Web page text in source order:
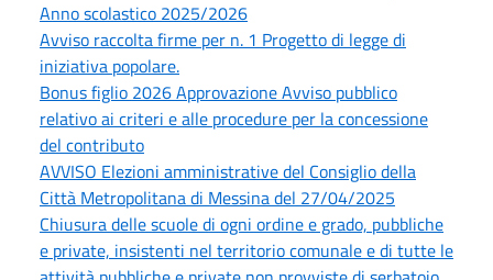
Anno scolastico 2025/2026
Avviso raccolta firme per n. 1 Progetto di legge di
iniziativa popolare.
Bonus figlio 2026 Approvazione Avviso pubblico
relativo ai criteri e alle procedure per la concessione
del contributo
AVVISO Elezioni amministrative del Consiglio della
Città Metropolitana di Messina del 27/04/2025
Chiusura delle scuole di ogni ordine e grado, pubbliche
e private, insistenti nel territorio comunale e di tutte le